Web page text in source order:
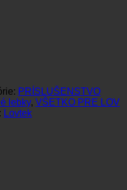
PRÍSLUŠENSTVO
lebky, VŠETKO PRE LOV
Lovtek